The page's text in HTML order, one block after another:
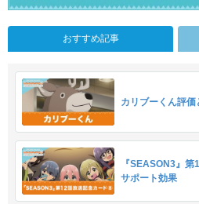
おすすめ記事
カリブーくん評
『SEASON3』
サポート効果